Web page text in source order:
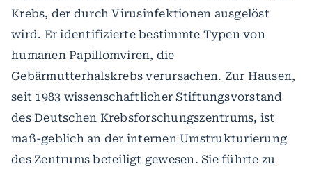
Krebs, der durch Virusinfektionen ausgelöst
wird. Er identifizierte bestimmte Typen von
humanen Papillomviren, die
Gebärmutterhalskrebs verursachen. Zur Hausen,
seit 1983 wissenschaftlicher Stiftungsvorstand
des Deutschen Krebsforschungszentrums, ist
maß-geblich an der internen Umstrukturierung
des Zentrums beteiligt gewesen. Sie führte zu